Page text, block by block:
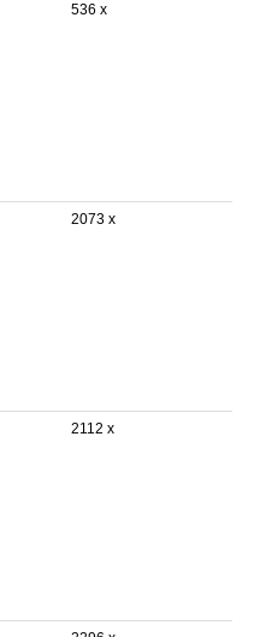
536 x
2073 x
2112 x